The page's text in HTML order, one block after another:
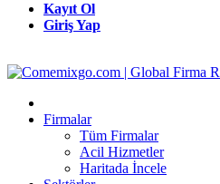
Kayıt Ol
Giriş Yap
Firmalar
Tüm Firmalar
Acil Hizmetler
Haritada İncele